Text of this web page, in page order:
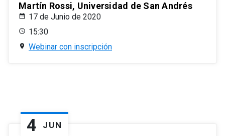
Martín Rossi, Universidad de San Andrés
17 de Junio de 2020
15:30
Webinar con inscripción
4 JUN